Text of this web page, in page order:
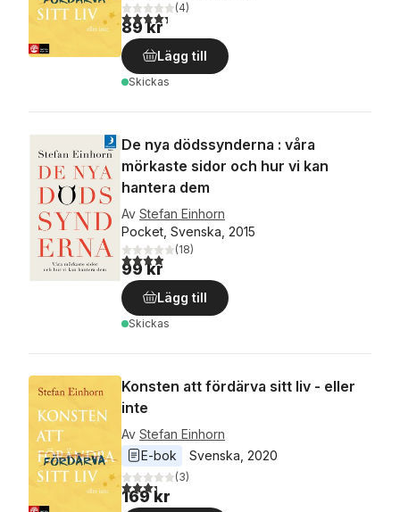
4,3utav 5 stjärnor. Totalt antal röster:
(4)
89 kr
Lägg till
Skickas
De nya dödssynderna : våra
mörkaste sidor och hur vi kan
hantera dem
Av Stefan Einhorn
Pocket, Svenska, 2015
3,9utav 5 stjärnor. Totalt antal röster:
(18)
99 kr
Lägg till
Skickas
Konsten att fördärva sitt liv - eller
inte
Av Stefan Einhorn
E-bok
Svenska 2020
3,3utav 5 stjärnor. Totalt antal röster:
(3)
169 kr